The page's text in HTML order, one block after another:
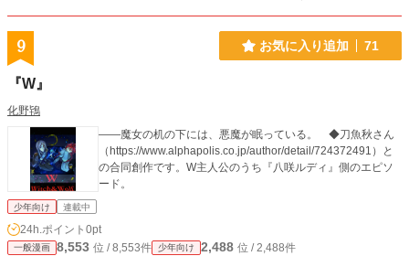
9 お気に入り追加 71
『W』
化野鴇
――魔女の机の下には、悪魔が眠っている。 ◆刀魚秋さん
（https://www.alphapolis.co.jp/author/detail/724372491）と
の合同創作です。W主人公のうち『八咲ルディ』側のエピソ
ード。
少年向け 連載中
24h.ポイント 0pt
一般漫画 8,553 位 / 8,553件 少年向け 2,488 位 / 2,488件